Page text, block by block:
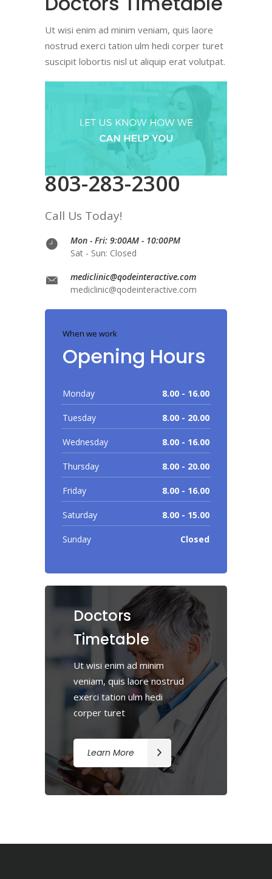
Ut wisi enim ad minim veniam, quis laore
nostrud exerci tation ulm hedi corper turet
suscipit lobortis nisl ut aliquip erat volutpat.
803-283-2300
Call Us Today!
Mon - Fri: 9:00AM - 10:00PM
Sat - Sun: Closed
mediclinic@qodeinteractive.com
mediclinic@qodeinteractive.com
When we work
Opening Hours
Monday 8.00 - 16.00
Tuesday 8.00 - 20.00
Wednesday 8.00 - 16.00
Thursday 8.00 - 20.00
Friday 8.00 - 16.00
Saturday 8.00 - 15.00
Sunday Closed
Doctors
Timetable
Ut wisi enim ad minim
veniam, quis laore nostrud
exerci tation ulm hedi
corper turet
Learn More